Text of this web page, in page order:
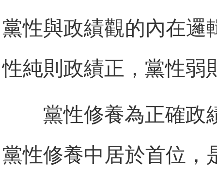
黨性與政績觀的內在邏
性純則政績正，黨性弱
黨性修養為正確政
黨性修養中居於首位，